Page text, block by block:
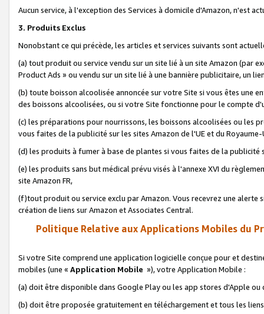
Aucun service, à l'exception des Services à domicile d'Amazon, n'est
3. Produits Exclus
Nonobstant ce qui précède, les articles et services suivants sont
(a) tout produit ou service vendu sur un site lié à un site Amazon (par
Product Ads » ou vendu sur un site lié à une bannière publicitaire, un
(b) toute boisson alcoolisée annoncée sur votre Site si vous êtes une
des boissons alcoolisées, ou si votre Site fonctionne pour le compte
(c) les préparations pour nourrissons, les boissons alcoolisées ou les
vous faites de la publicité sur les sites Amazon de l'UE et du Royaume-
(d) les produits à fumer à base de plantes si vous faites de la publicité
(e) les produits sans but médical prévu visés à l'annexe XVI du
site Amazon FR,
(f)tout produit ou service exclu par Amazon. Vous recevrez une alerte
création de liens sur Amazon et Associates Central.
Politique Relative aux Applications Mobiles du
Si votre Site comprend une application logicielle conçue pour et
mobiles (une « Application Mobile »), votre Application Mobile :
(a) doit être disponible dans Google Play ou les app stores d'Apple ou
(b) doit être proposée gratuitement en téléchargement et tous les